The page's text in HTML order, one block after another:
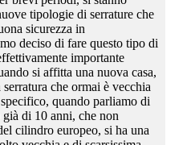
tipologie di serrature che
sicurezza in
deciso di fare questo tipo di
importante
si affitta una nuova casa,
che ormai è vecchia
quando parliamo di
già di 10 anni, che non
cilindro europeo, si ha una